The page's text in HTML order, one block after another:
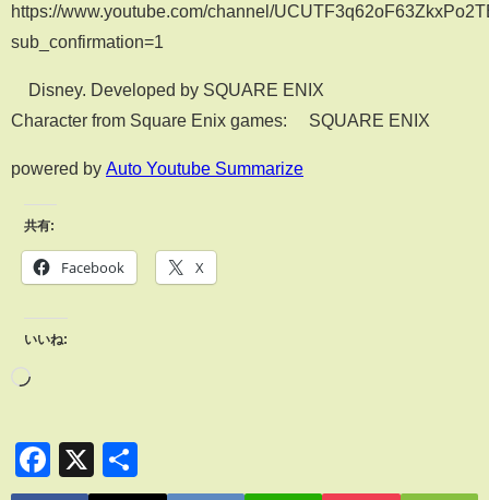
https://www.youtube.com/channel/
sub_confirmation=1
©Disney. Developed by SQUARE ENIX
Character from Square Enix games: ©SQUARE ENIX
powered by Auto Youtube Summarize
共有:
Facebook X
いいね:
Facebook
X